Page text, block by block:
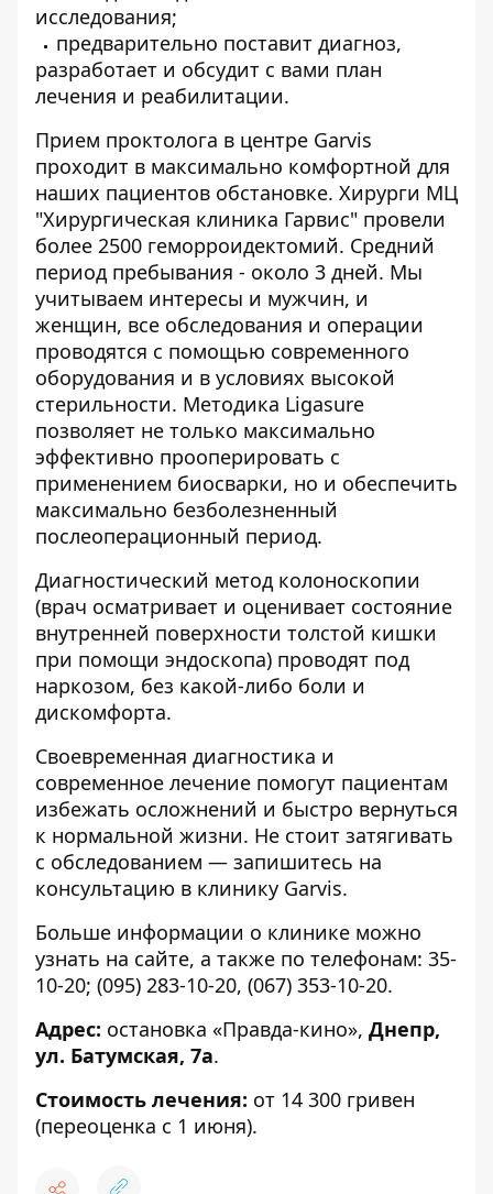
исследования;
предварительно поставит диагноз,
разработает и обсудит с вами план
лечения и реабилитации.
Прием проктолога в центре Garvis
проходит в максимально комфортной для
наших пациентов обстановке. Хирурги МЦ
"Хирургическая клиника Гарвис" провели
более 2500 геморроидектомий. Средний
период пребывания - около 3 дней. Мы
учитываем интересы и мужчин, и
женщин, все обследования и операции
проводятся с помощью современного
оборудования и в условиях высокой
стерильности. Методика Ligasure
позволяет не только максимально
эффективно прооперировать с
применением биосварки, но и обеспечить
максимально безболезненный
послеоперационный период.
Диагностический метод колоноскопии
(врач осматривает и оценивает состояние
внутренней поверхности толстой кишки
при помощи эндоскопа) проводят под
наркозом, без какой-либо боли и
дискомфорта.
Своевременная диагностика и
современное лечение помогут пациентам
избежать осложнений и быстро вернуться
к нормальной жизни. Не стоит затягивать
с обследованием — запишитесь на
консультацию в клинику Garvis.
Больше информации о клинике можно
узнать на сайте, а также по телефонам: 35-
10-20; (095) 283-10-20, (067) 353-10-20.
Адрес: остановка «Правда-кино», Днепр,
ул. Батумская, 7а.
Стоимость лечения: от 14 300 гривен
(переоценка с 1 июня).